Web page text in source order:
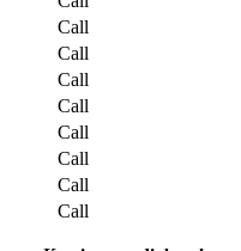
Call
Call
Call
Call
Call
Call
Call
Call